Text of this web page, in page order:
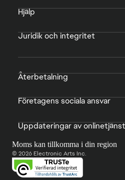
Hjälp
Juridik och integritet
Återbetalning
Företagens sociala ansvar
Uppdateringar av
Moms kan tillkomma i din region
© 2026 Electronic Arts Inc.